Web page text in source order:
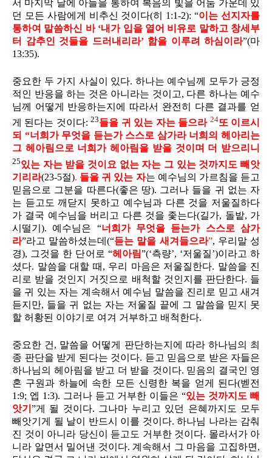
서 마지막 날에 아들을 통하여 복음의 빛을 어둠 가운데 있
던 모든 사람에게 비추신 것이다(히 1:1-2): “이는 선지자를
통하여 말씀하신 바 ‘내가 입을 열어 비유로 말하고 창세부
터 감추인 것들을 드러내리라’ 함을 이루려 하심이라”(마
13:35).
중요한 두 가지 사실이 있다. 하나는 예수님께 모두가 긍정
적인 반응을 하는 것은 아니라는 것이고, 다른 하나는 예수
님께 어떻게 반응하는지에 따라서 완전히 다른 결과를 얻
게 된다는 것이다:23들을 귀 있는 자는 들으라 24또 이르시
되 “너희가 무엇을 듣는가 스스로 삼가라 너희의 헤아리는
그 헤아림으로 너희가 헤아림을 받을 것이며 더 받으리니
25있는 자는 받을 것이요 없는 자는 그 있는 것까지도 빼앗
기리라(23-5절). 들을 귀 있는 자는 예수님의 가르침을 듣고
믿음으로 그분을 따른다(좋은 땅). 그러나 들을 귀 없는 자
는 듣고도 깨닫지 못하고 예수님과 다른 것을 저울질하다
가 결국 예수님을 버리고 다른 것을 좇는다(길가, 돌밭, 가
시떨기). 예수님은 “너희가 무엇을 듣는가 스스로 삼가
라”라고 말씀하셨는데(“듣는 말을 새겨들으라”, 우리말 성
경), 그것을 한 단어로 “헤아림”(‘측량’, ‘저울질’)이라고 하
셨다. 말씀을 대할 때, 우리 마음은 저울질한다. 말씀을 진
리로 받을 것인지 거짓으로 배척할 것인지를 판단한다. 들
을 귀 있는 자는 계속해서 예수님 말씀을 진리로 믿고 새겨
듣지만, 들을 귀 없는 자는 저울질 끝에 그 말씀을 믿지 못
할 허황된 이야기로 여겨 거부하고 배척한다.
중요한 건, 말씀을 어떻게 판단하는지에 따라 하나님의 최
종 판단을 받게 된다는 것이다. 듣고 믿음으로 받은 자들은
하나님의 헤아림을 받고 더 받을 것이다. 믿음의 결국인 영
혼 구원과 하늘에 속한 모든 신령한 복을 얻게 된다(벧전
1:9; 엡 1:3). 그러나 듣고 거부한 이들은 “있는 것까지도 빼
앗기 ”게 될 것이다. 그나마 누리고 있던 은혜까지도 모두
빼앗기게 될 날이 반드시 이를 것이다. 하나님 나라는 감춰
진 것이 아니라 당신이 듣고도 거부한 것이다. 몰라서가 아
니라 알면서 밀어낸 것이다. 계속해서 그 마음을 고집하면,